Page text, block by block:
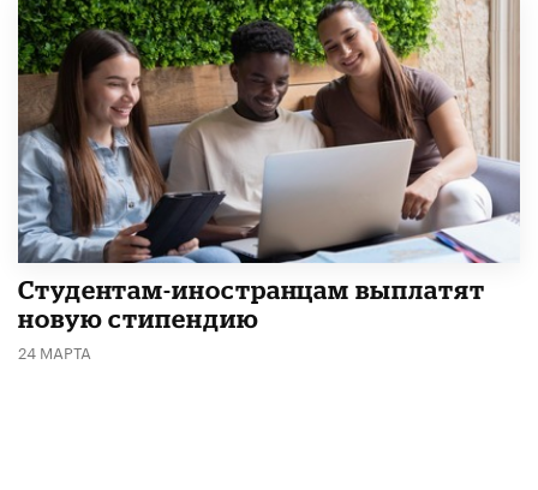
Студентам-иностранцам выплатят
новую стипендию
24 МАРТА